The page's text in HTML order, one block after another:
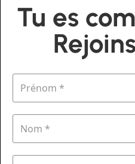
Tu es